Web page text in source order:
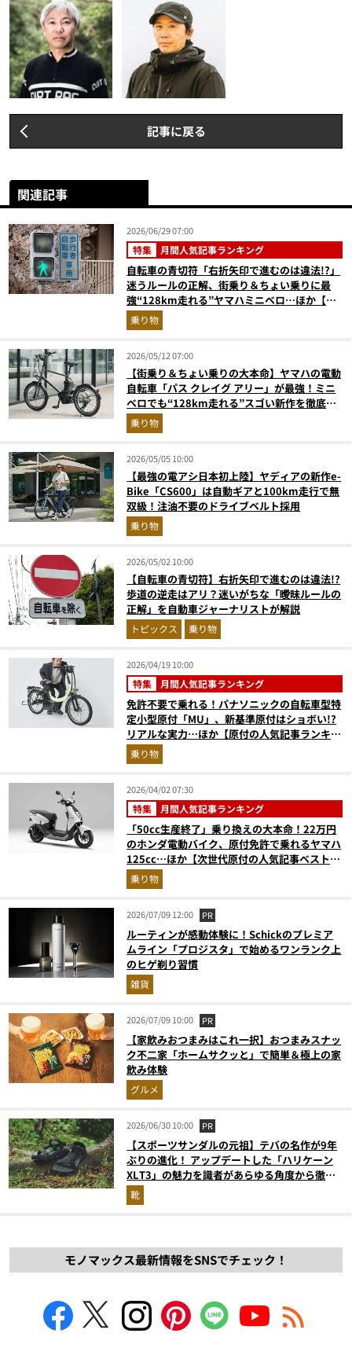
記事に戻る
関連記事
2026/06/29 07:00
特集 月間人気記事ランキング
自転車の青切符「右折矢印で進むのは違法!?」
迷うルールの正解、街乗り＆ちょい乗りに最
強“128km走れる”ヤマハミニベロ…ほか【自
転車の人気記事ランキングベスト3】（2026年
5月版）
乗り物
2026/05/12 07:00
【街乗り＆ちょい乗りの大本命】ヤマハの電動
自転車「パス クレイグ アリー」が最強！ミニ
ベロでも“128km走れる”スゴい新作を徹底解
説乗り物
2026/05/05 10:00
【最強の電アシ日本初上陸】ヤディアの新作e-
Bike「CS600」は自動ギアと100km走行で無
双級！注油不要のドライブベルト採用
乗り物
2026/05/02 10:00
【自転車の青切符】右折矢印で進むのは違法!?
歩道の逆走はアリ？迷いがちな「曖昧ルールの
正解」を自動車ジャーナリストが解説
トピックス 乗り物
2026/04/19 10:00
特集 月間人気記事ランキング
免許不要で乗れる！パナソニックの自転車型特
定小型原付「MU」、新基準原付はショボい!?
リアルな実力…ほか【原付の人気記事ランキン
グベスト3】（2026年3月版）
乗り物
2026/04/02 07:30
特集 月間人気記事ランキング
「50cc生産終了」乗り換えの大本命！22万円
のホンダ電動バイク、原付免許で乗れるヤマハ
125cc…ほか【次世代原付の人気記事ベスト
3】（2026年2月版）
乗り物
2026/07/09 12:00 PR
ルーティンが感動体験に！Schickのプレミア
ムライン「プロジスタ」で始めるワンランク上
のヒゲ剃り習慣
雑貨
2026/07/09 10:00 PR
【家飲みおつまみはこれ一択】おつまみスナッ
ク不二家「ホームサクッと」で簡単＆極上の家
飲み体験
グルメ
2026/06/30 10:00 PR
【スポーツサンダルの元祖】テバの名作が9年
ぶりの進化！ アップデートした「ハリケーン
XLT3」の魅力を識者があらゆる角度から徹底
解説！
靴
モノマックス最新情報をSNSでチェック！